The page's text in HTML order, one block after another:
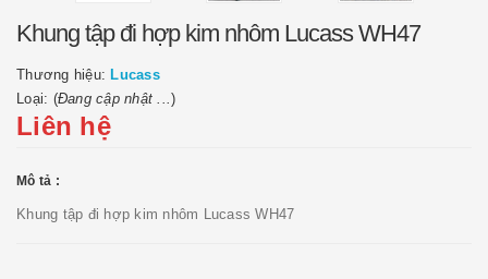
Khung tập đi hợp kim nhôm Lucass WH47
Thương hiệu: Lucass
Loại: (Đang cập nhật ...)
Liên hệ
Mô tả :
Khung tập đi hợp kim nhôm Lucass WH47